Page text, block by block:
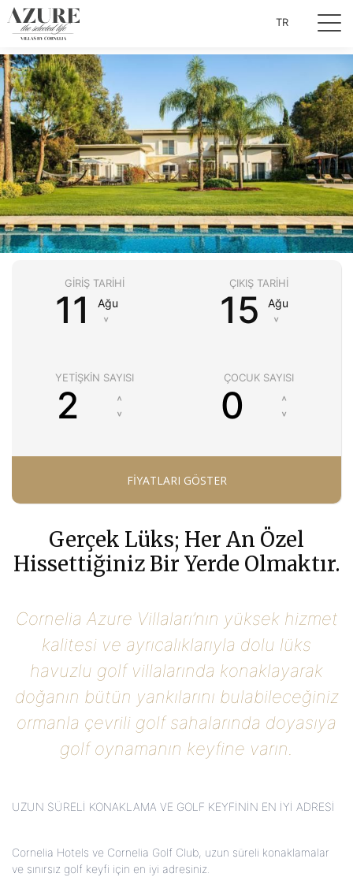
GIRIŞ TARIHI
11 Ağu
˅
ÇIKIŞ TARIHI
15 Ağu
˅
YETIŞKIN SAYISI ÇOCUK SAYISI
Gerçek Lüks; Her An Özel
Hissettiğiniz Bir Yerde Olmaktır.
Cornelia Azure Villaları’nın yüksek hizmet
kalitesi ve ayrıcalıklarıyla dolu lüks
havuzlu golf villalarında konaklayarak
doğanın bütün yankılarını bulabileceğiniz
ormanla çevrili golf sahalarında doyasıya
golf oynamanın keyfine varın.
UZUN SÜRELİ KONAKLAMA VE GOLF KEYFİNİN EN İYİ ADRESİ
Cornelia Hotels ve Cornelia Golf Club, uzun süreli konaklamalar
ve sınırsız golf keyfi için en iyi adresiniz.
TR